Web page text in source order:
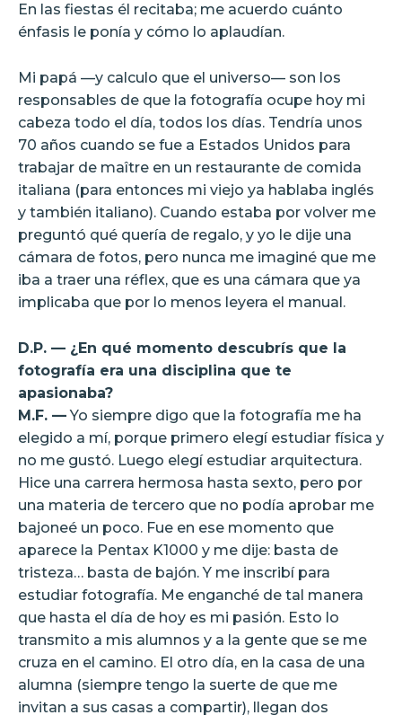
En las fiestas él recitaba; me acuerdo cuánto
énfasis le ponía y cómo lo aplaudían.
Mi papá —y calculo que el universo— son los
responsables de que la fotografía ocupe hoy mi
cabeza todo el día, todos los días. Tendría unos
70 años cuando se fue a Estados Unidos para
trabajar de maître en un restaurante de comida
italiana (para entonces mi viejo ya hablaba inglés
y también italiano). Cuando estaba por volver me
preguntó qué quería de regalo, y yo le dije una
cámara de fotos, pero nunca me imaginé que me
iba a traer una réflex, que es una cámara que ya
implicaba que por lo menos leyera el manual.
D.P. — ¿En qué momento descubrís que la
fotografía era una disciplina que te
apasionaba?
M.F. —Yo siempre digo que la fotografía me ha
elegido a mí, porque primero elegí estudiar física y
no me gustó. Luego elegí estudiar arquitectura.
Hice una carrera hermosa hasta sexto, pero por
una materia de tercero que no podía aprobar me
bajoneé un poco. Fue en ese momento que
aparece la Pentax K1000 y me dije: basta de
tristeza… basta de bajón. Y me inscribí para
estudiar fotografía. Me enganché de tal manera
que hasta el día de hoy es mi pasión. Esto lo
transmito a mis alumnos y a la gente que se me
cruza en el camino. El otro día, en la casa de una
alumna (siempre tengo la suerte de que me
invitan a sus casas a compartir), llegan dos